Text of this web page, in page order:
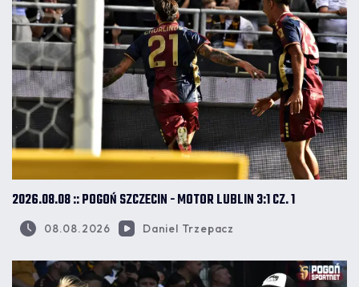
2026.08.08 :: POGOŃ SZCZECIN - MOTOR LUBLIN 3:1 CZ. 1
08.08.2026 Daniel Trzepacz